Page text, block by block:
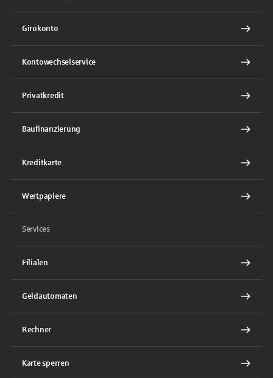
Girokonto
Kontowechselservice
Privatkredit
Baufinanzierung
Kreditkarte
Wertpapiere
Services
Filialen
Geldautomaten
Rechner
Karte sperren